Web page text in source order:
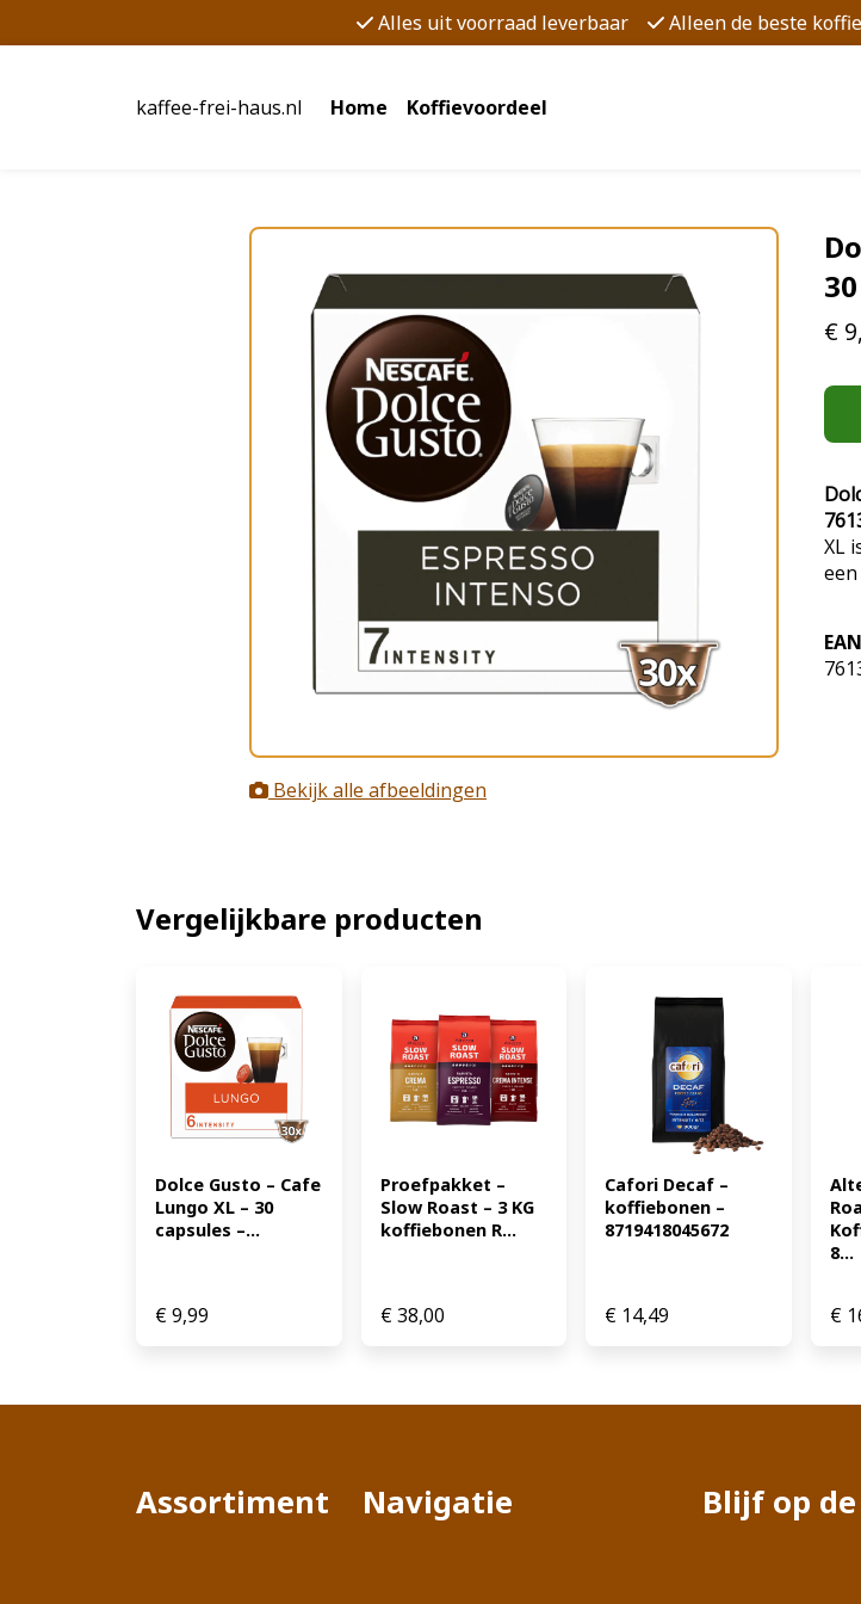
Alles uit voorraad leverbaar Alleen de beste
kaffee-frei-haus.nl Home Koffievoordeel
Bekijk alle afbeeldingen
€
XL
Vergelijkbare producten
Dolce Gusto – Cafe
Lungo XL – 30
capsules –...
€9,99
Proefpakket –
Slow Roast – 3 KG
koffiebonen R...
€38,00
Cafori Decaf –
koffiebonen –
8719418045672
€ 14,49
8...
€
Assortiment Navigatie Blijf op